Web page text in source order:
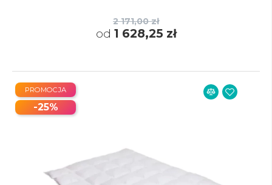
2 171,00 zł
od 1 628,25 zł
PROMOCJA
-25%